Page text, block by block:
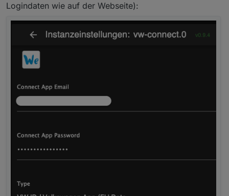
Logindaten wie auf der Webseite):